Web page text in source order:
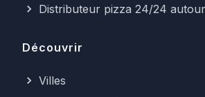
Distributeur pizza 24/24
Découvrir
Villes